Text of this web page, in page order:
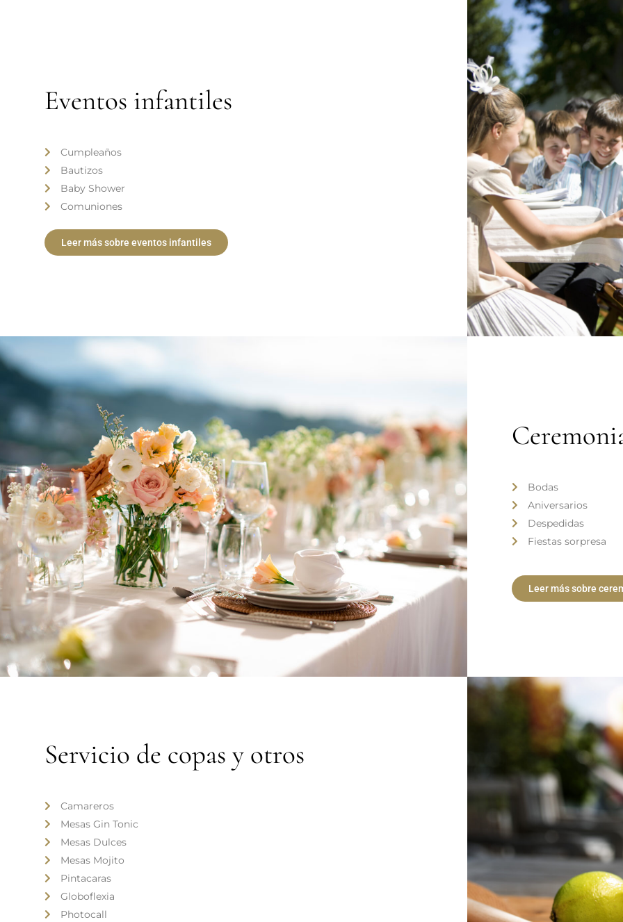
Eventos infantiles
Cumpleaños
Bautizos
Baby Shower
Comuniones
Leer más sobre eventos infantiles
Bodas
Aniversarios
Despedidas
Fiestas sorpresa
Leer más sobre
Servicio de copas y otros
Camareros
Mesas Gin Tonic
Mesas Dulces
Mesas Mojito
Pintacaras
Globoflexia
Photocall